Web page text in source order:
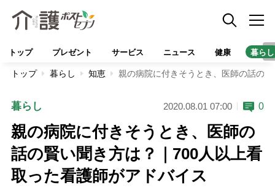
トップ プレゼント サービス ニュース 健康 暮らし
トップ 暮らし 知恵 親の病院に付きそうとき、医師の話の
暮らし 2020.08.01 07:00 0
親の病院に付きそうとき、医師の
話の賢い聞き方は？｜700人以上看
取った看護師がアドバイス